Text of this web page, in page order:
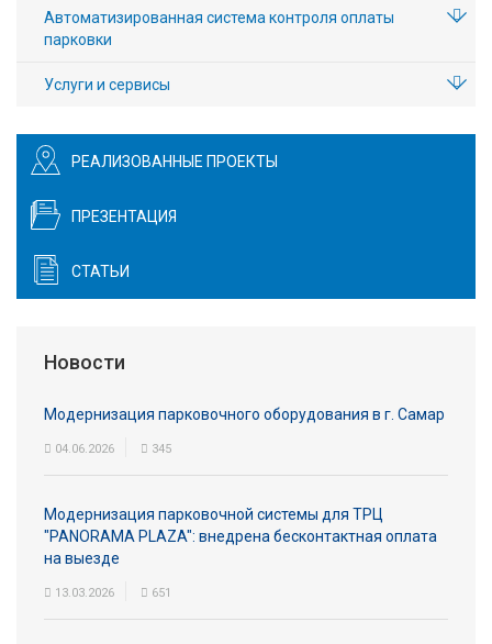
Автоматизированная система контроля оплаты
парковки
Услуги и сервисы
РЕАЛИЗОВАННЫЕ ПРОЕКТЫ
ПРЕЗЕНТАЦИЯ
СТАТЬИ
Новости
Модернизация парковочного оборудования в г. Самар
04.06.2026 345
Модернизация парковочной системы для ТРЦ
"PANORAMA PLAZA": внедрена бесконтактная оплата
на выезде
13.03.2026 651